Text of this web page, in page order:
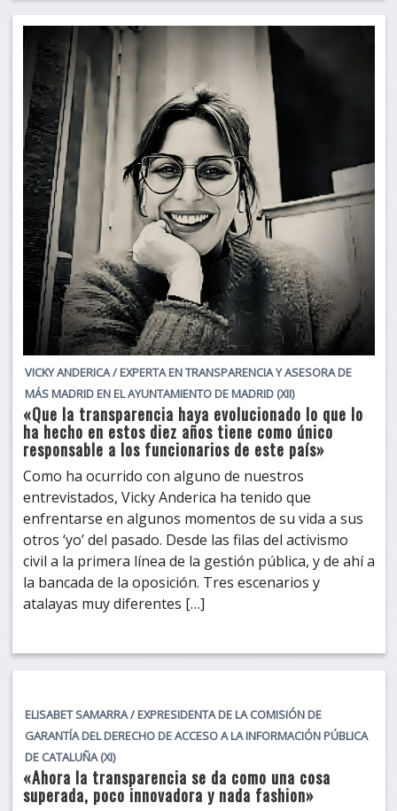
VICKY ANDERICA / EXPERTA EN TRANSPARENCIA Y ASESORA DE
MÁS MADRID EN EL AYUNTAMIENTO DE MADRID (XII)
«Que la transparencia haya evolucionado lo que lo
ha hecho en estos diez años tiene como único
responsable a los funcionarios de este país»
Como ha ocurrido con alguno de nuestros
entrevistados, Vicky Anderica ha tenido que
enfrentarse en algunos momentos de su vida a sus
otros ‘yo’ del pasado. Desde las filas del activismo
civil a la primera línea de la gestión pública, y de ahí a
la bancada de la oposición. Tres escenarios y
atalayas muy diferentes […]
ELISABET SAMARRA / EXPRESIDENTA DE LA COMISIÓN DE
GARANTÍA DEL DERECHO DE ACCESO A LA INFORMACIÓN PÚBLICA
DE CATALUÑA (XI)
«Ahora la transparencia se da como una cosa
superada, poco innovadora y nada fashion»